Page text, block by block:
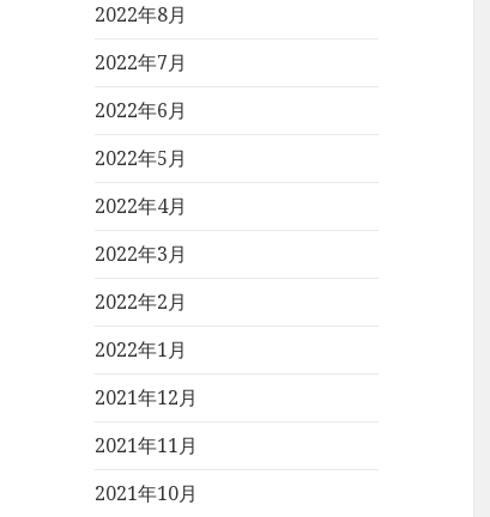
2022年8月
2022年7月
2022年6月
2022年5月
2022年4月
2022年3月
2022年2月
2022年1月
2021年12月
2021年11月
2021年10月